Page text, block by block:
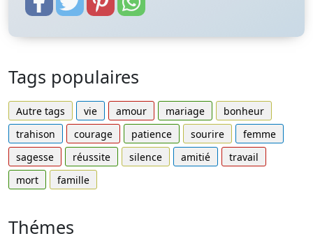
Tags populaires
Autre tags vie amour mariage
bonheur
trahison
courage patience sourire
femme
sagesse
réussite silence amitié
travail
mort
famille
Thémes